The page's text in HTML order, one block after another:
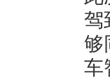
驾
够
车